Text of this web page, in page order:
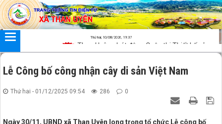
Thứ hai, 10/08/2026, 19:37
Than Uyên phát động Cuộc thi Thiết kế sản phẩm lưu
Lễ Công bố công nhận cây di sản Việt Nam
Thứ hai - 01/12/2025 09:54 286 0
Ngày 30/11, UBND xã Than Uyên long trọng tổ chức Lễ công bố
Đã kết nối EMC